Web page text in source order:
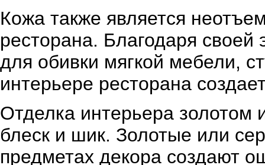
Кожа также является
ресторана. Благодаря своей
для обивки мягкой мебели,
интерьере ресторана
Отделка интерьера золотом
блеск и шик. Золотые или
предметах декора создают